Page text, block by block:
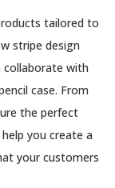
tailored to
stripe design
collaborate with
case. From
the perfect
you create a
your customers